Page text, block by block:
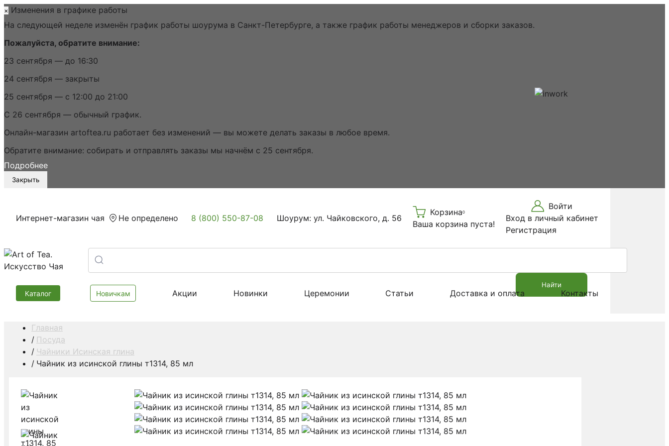
× Изменения в графике работы
На следующей неделе изменён график работы шоурума в Санкт-Петербурге, а также график работы менеджеров и сборки заказов.
Пожалуйста, обратите внимание:
23 сентября — до 16:30
24 сентября — закрыты
25 сентября — с 12:00 до 21:00
С 26 сентября — обычный график.
Онлайн-магазин artoftea.ru работает без изменений — вы можете делать заказы в любое время.
Обратите внимание: собирать и отправлять заказы мы начнём с 25 сентября.
Подробнее
Закрыть
Интернет-магазин чая Не определено 8 (800) 550-87-08 Шоурум: ул. Чайковского, д. 56
Корзина0
Ваша корзина пуста!
Войти
Вход в личный кабинет
Регистрация
Найти
Каталог Новичкам Акции Новинки Церемонии Статьи Доставка и оплата Контакты
Главная
Посуда
Чайники Исинская глина
Чайник из исинской глины т1314, 85 мл